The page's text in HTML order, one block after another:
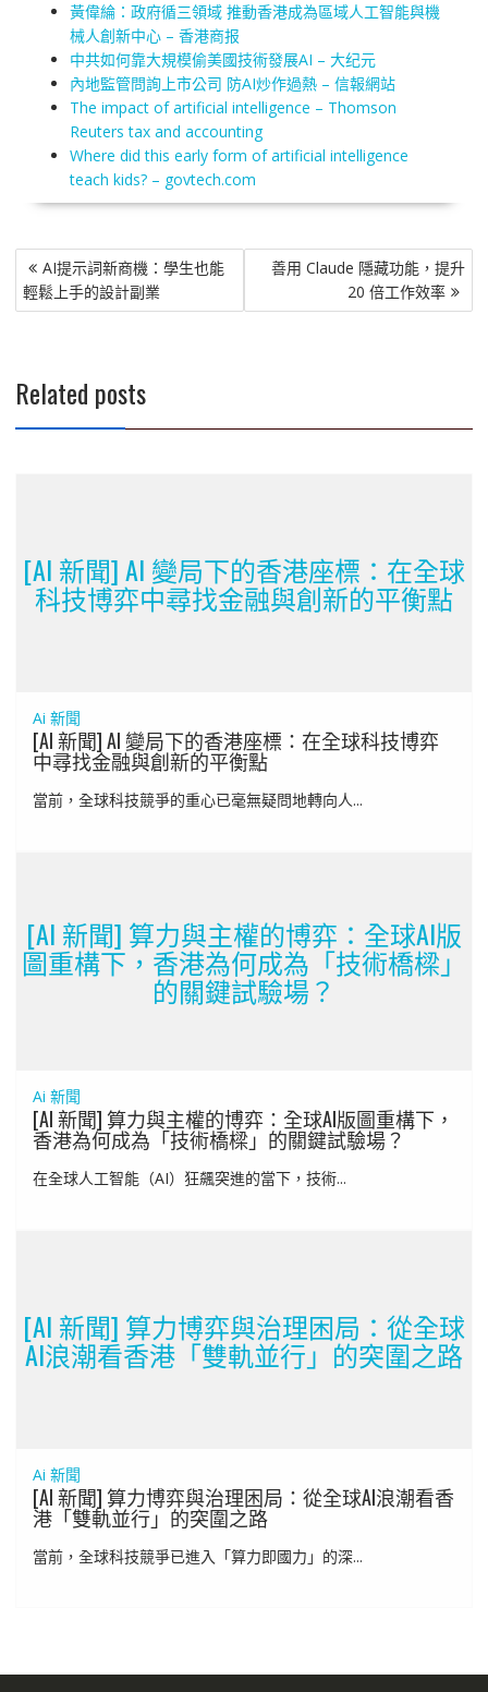
黃偉綸：政府循三領域 推動香港成為區域人工智能與機
械人創新中心 – 香港商报
中共如何靠大規模偷美國技術發展AI – 大纪元
內地監管問詢上市公司 防AI炒作過熱 – 信報網站
The impact of artificial intelligence – Thomson
Reuters tax and accounting
Where did this early form of artificial intelligence
teach kids? – govtech.com
文
章
導
AI提示詞新商機：學生也能
輕鬆上手的設計副業
善用 Claude 隱藏功能，提升
20 倍工作效率
Related posts
[AI 新聞] AI 變局下的香港座標：在全球
科技博弈中尋找金融與創新的平衡點
Ai 新聞
[AI 新聞] AI 變局下的香港座標：在全球科技博弈
中尋找金融與創新的平衡點
當前，全球科技競爭的重心已毫無疑問地轉向人...
[AI 新聞] 算力與主權的博弈：全球AI版
圖重構下，香港為何成為「技術橋樑」
的關鍵試驗場？
Ai 新聞
[AI 新聞] 算力與主權的博弈：全球AI版圖重構下，
香港為何成為「技術橋樑」的關鍵試驗場？
在全球人工智能（AI）狂飆突進的當下，技術...
[AI 新聞] 算力博弈與治理困局：從全球
AI浪潮看香港「雙軌並行」的突圍之路
Ai 新聞
[AI 新聞] 算力博弈與治理困局：從全球AI浪潮看香
港「雙軌並行」的突圍之路
當前，全球科技競爭已進入「算力即國力」的深...